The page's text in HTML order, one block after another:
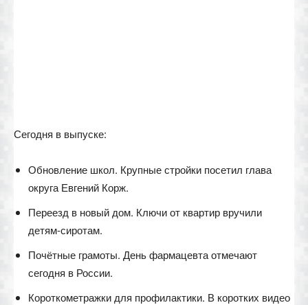
Сегодня в выпуске:
Обновление школ. Крупные стройки посетил глава
округа Евгений Корж.
Переезд в новый дом. Ключи от квартир вручили
детям-сиротам.
Почётные грамоты. День фармацевта отмечают
сегодня в России.
Короткометражки для профилактики. В коротких видео